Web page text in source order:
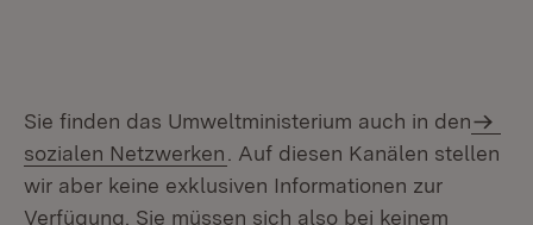
Sie finden das Umweltministerium auch in den
sozialen Netzwerken
. Auf diesen Kanälen stellen
wir aber keine exklusiven Informationen zur
Verfügung. Sie müssen sich also bei keinem